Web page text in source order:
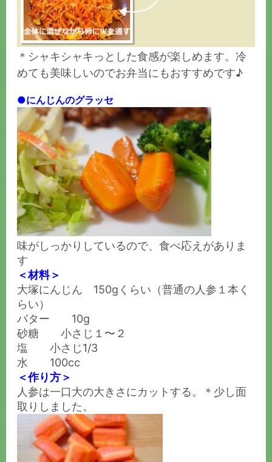
＊シャキシャキっとした食感が楽しめます。冷
めても美味しいのでお弁当にもおすすめです♪
●にんじんのグラッセ
味がしっかりしているので、食べ応えがありま
す
＜材料＞
大塚にんじん 150gくらい（普通の人参１本く
らい）
バター 10g
砂糖 小さじ１〜２
塩 小さじ1/3
水 100cc
＜作り方＞
人参は一口大の大きさにカットする。＊少し面
取りしました。